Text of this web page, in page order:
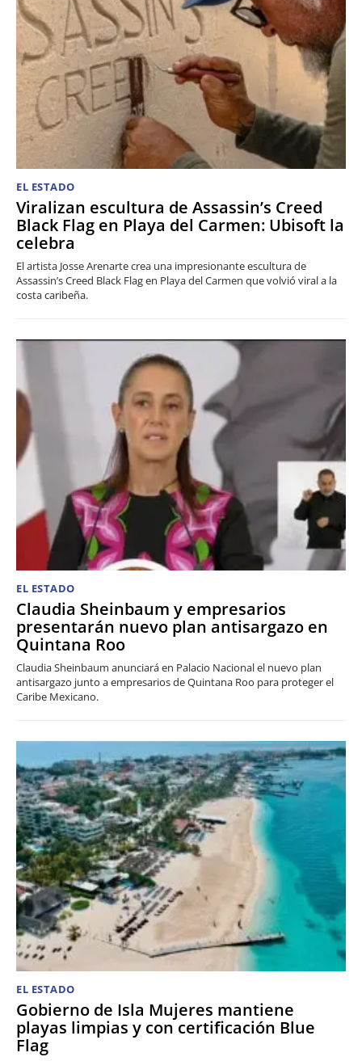
EL ESTADO
Viralizan escultura de Assassin’s Creed
Black Flag en Playa del Carmen: Ubisoft la
celebra
El artista Josse Arenarte crea una impresionante escultura de
Assassin’s Creed Black Flag en Playa del Carmen que volvió viral a la
costa caribeña.
EL ESTADO
Claudia Sheinbaum y empresarios
presentarán nuevo plan antisargazo en
Quintana Roo
Claudia Sheinbaum anunciará en Palacio Nacional el nuevo plan
antisargazo junto a empresarios de Quintana Roo para proteger el
Caribe Mexicano.
EL ESTADO
Gobierno de Isla Mujeres mantiene
playas limpias y con certificación Blue
Flag